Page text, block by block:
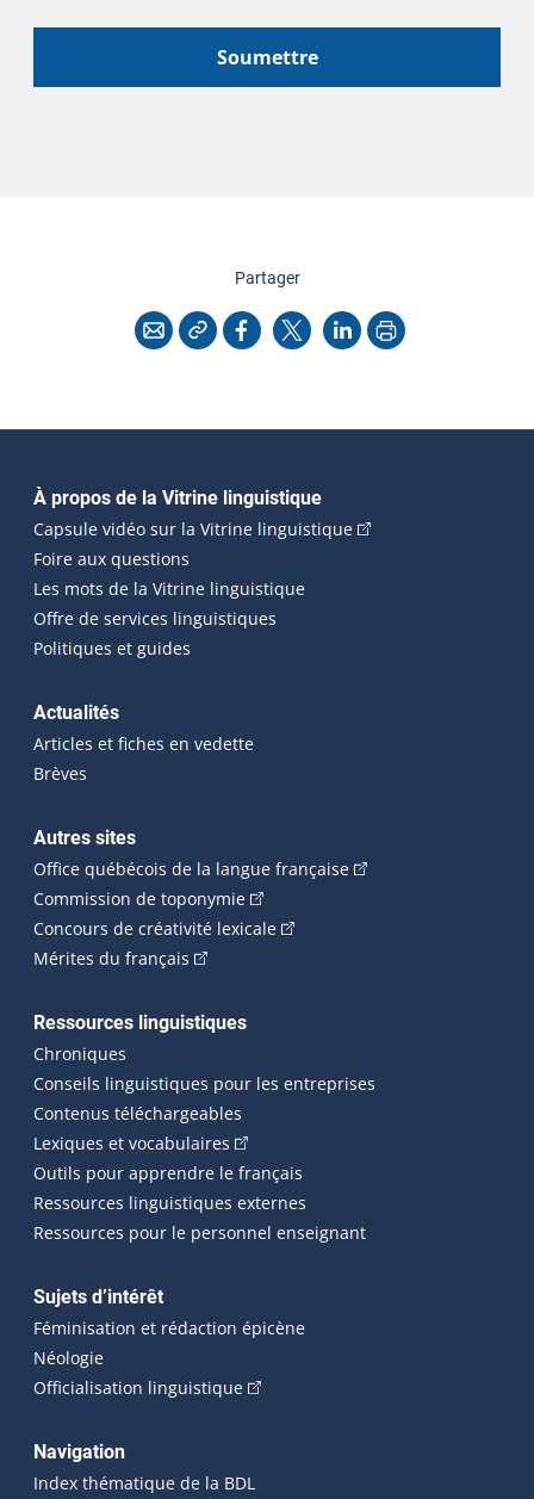
Soumettre
Partagercette page
CourrielCopier l'adresse
Facebook
X LinkedInImprimer
Navigation principale
À propos de la Vitrine linguistique
Capsule vidéo sur la Vitrine linguistique(Cet hyperlien
Foire aux questions
Les mots de la Vitrine linguistique
Offre de services linguistiques
Politiques et guides
Actualités
Articles et fiches en vedette
Brèves
Autres sites
Office québécois de la langue française(Cet hyperlien
Commission de toponymie(Cet hyperlien externe s'ouvrira
Concours de créativité lexicale(Cet hyperlien externe
Mérites du français (Cet hyperlien externe s'ouvrira dans une
Ressources linguistiques
Chroniques
Conseils linguistiques pour les entreprises
Contenus téléchargeables
Lexiques et vocabulaires (Cet hyperlien externe s'ouvrira
Outils pour apprendre le français
Ressources linguistiques externes
Ressources pour le personnel enseignant
Sujets d’intérêt
Féminisation et rédaction épicène
Néologie
Officialisation linguistique(Cet hyperlien externe s'ouvrira
Navigation
Index thématique de la BDL